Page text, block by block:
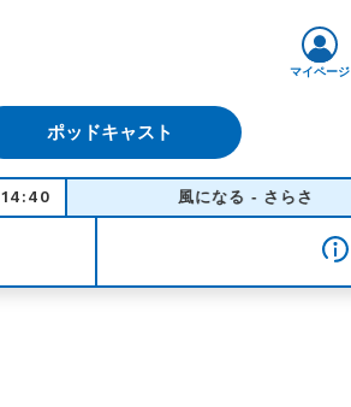
ポッドキャスト
マイページ
14:40 風になる - さらさ